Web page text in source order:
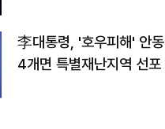
李대통령, '호우피해' 안
4개면 특별재난지역 선포